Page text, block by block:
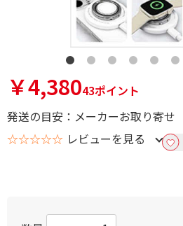
￥4,38043ポイント
発送の目安：メーカーお取り寄せ
☆☆☆☆☆ レビューを見る